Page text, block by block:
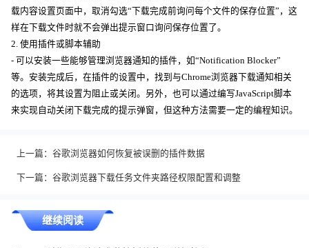
载内容设置页面中，取消勾选“下载完成前询问每个文件的保存位置”，这
样在下载文件时就不会弹出提示窗口询问保存位置了。
2. 使用插件或脚本辅助
- 可以安装一些能够管理浏览器通知的插件，如“Notification Blocker”
等。安装完成后，在插件的设置中，找到与Chrome浏览器下载通知相关
的选项，将其设置为阻止或关闭。另外，也可以通过编写JavaScript脚本
来实现自动关闭下载完成的提示弹窗，但这种方法需要一定的编程知识。
上一篇： 谷歌浏览器如何恢复被误删的插件数据
下一篇： 谷歌浏览器下载任务文件夹路径权限配置和调整
继续阅读